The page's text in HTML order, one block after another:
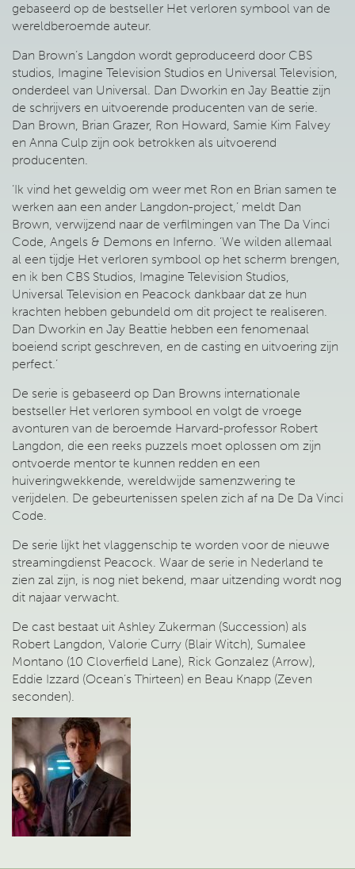
gebaseerd op de bestseller Het verloren symbool van de
wereldberoemde auteur.
Dan Brown’s Langdon wordt geproduceerd door CBS
studios, Imagine Television Studios en Universal Television,
onderdeel van Universal. Dan Dworkin en Jay Beattie zijn
de schrijvers en uitvoerende producenten van de serie.
Dan Brown, Brian Grazer, Ron Howard, Samie Kim Falvey
en Anna Culp zijn ook betrokken als uitvoerend
producenten.
‘Ik vind het geweldig om weer met Ron en Brian samen te
werken aan een ander Langdon-project,’ meldt Dan
Brown, verwijzend naar de verfilmingen van The Da Vinci
Code, Angels & Demons en Inferno. ‘We wilden allemaal
al een tijdje Het verloren symbool op het scherm brengen,
en ik ben CBS Studios, Imagine Television Studios,
Universal Television en Peacock dankbaar dat ze hun
krachten hebben gebundeld om dit project te realiseren.
Dan Dworkin en Jay Beattie hebben een fenomenaal
boeiend script geschreven, en de casting en uitvoering zijn
perfect.’
De serie is gebaseerd op Dan Browns internationale
bestseller Het verloren symbool en volgt de vroege
avonturen van de beroemde Harvard-professor Robert
Langdon, die een reeks puzzels moet oplossen om zijn
ontvoerde mentor te kunnen redden en een
huiveringwekkende, wereldwijde samenzwering te
verijdelen. De gebeurtenissen spelen zich af na De Da Vinci
Code.
De serie lijkt het vlaggenschip te worden voor de nieuwe
streamingdienst Peacock. Waar de serie in Nederland te
zien zal zijn, is nog niet bekend, maar uitzending wordt nog
dit najaar verwacht.
De cast bestaat uit Ashley Zukerman (Succession) als
Robert Langdon, Valorie Curry (Blair Witch), Sumalee
Montano (10 Cloverfield Lane), Rick Gonzalez (Arrow),
Eddie Izzard (Ocean’s Thirteen) en Beau Knapp (Zeven
seconden).